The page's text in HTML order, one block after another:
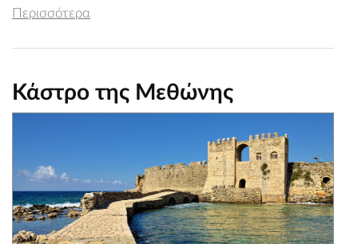
Περισσότερα
Κάστρο της Μεθώνης